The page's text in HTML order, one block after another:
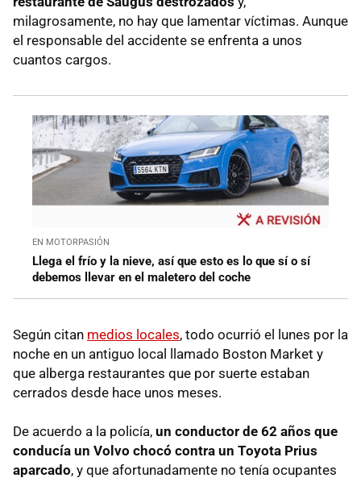
milagrosamente, no hay que lamentar víctimas. Aunque
el responsable del accidente se enfrenta a unos
cuantos cargos.
EN MOTORPASIÓN
Llega el frío y la nieve, así que esto es lo que sí o sí
debemos llevar en el maletero del coche
Según citan medios locales, todo ocurrió el lunes por la
noche en un antiguo local llamado Boston Market y
que alberga restaurantes que por suerte estaban
cerrados desde hace unos meses.
De acuerdo a la policía, un conductor de 62 años que
conducía un Volvo chocó contra un Toyota Prius
aparcado, y que afortunadamente no tenía ocupantes